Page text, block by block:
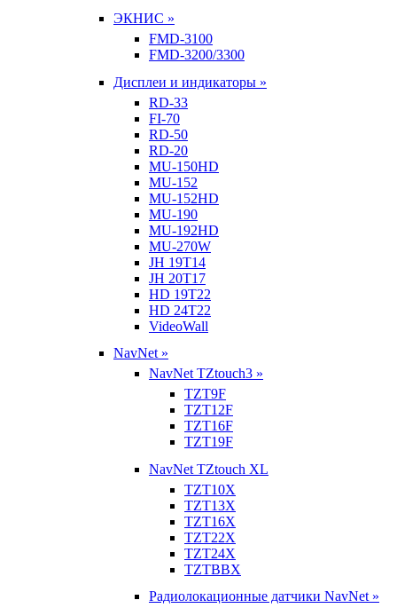
ЭКНИС »
FMD-3100
FMD-3200/3300
Дисплеи и индикаторы »
RD-33
FI-70
RD-50
RD-20
MU-150HD
MU-152
MU-152HD
MU-190
MU-192HD
MU-270W
JH 19T14
JH 20T17
HD 19T22
HD 24T22
VideoWall
NavNet »
NavNet TZtouch3 »
TZT9F
TZT12F
TZT16F
TZT19F
NavNet TZtouch XL
TZT10X
TZT13X
TZT16X
TZT22X
TZT24X
TZTBBX
Радиолокационные датчики NavNet »